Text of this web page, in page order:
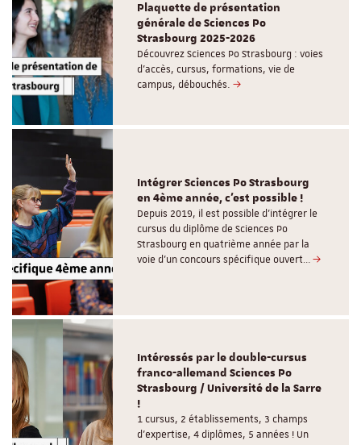
Plaquette de présentation
générale de Sciences Po
Strasbourg 2025-2026
Découvrez Sciences Po Strasbourg : voies
d'accès, cursus, formations, vie de
campus, débouchés.
Intégrer Sciences Po Strasbourg
en 4ème année, c'est possible !
Depuis 2019, il est possible d’intégrer le
cursus du diplôme de Sciences Po
Strasbourg en quatrième année par la
voie d’un concours spécifique ouvert…
Intéressés par le double-cursus
franco-allemand Sciences Po
Strasbourg / Université de la Sarre
!
1 cursus, 2 établissements, 3 champs
d’expertise, 4 diplômes, 5 années ! Un